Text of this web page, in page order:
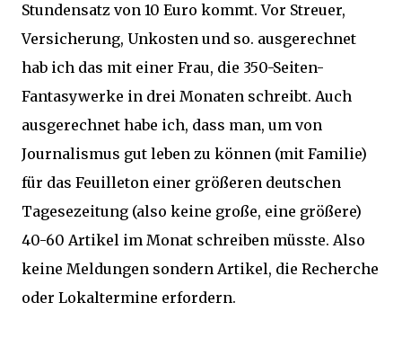
Stundensatz von 10 Euro kommt. Vor Streuer,
Versicherung, Unkosten und so. ausgerechnet
hab ich das mit einer Frau, die 350-Seiten-
Fantasywerke in drei Monaten schreibt. Auch
ausgerechnet habe ich, dass man, um von
Journalismus gut leben zu können (mit Familie)
für das Feuilleton einer größeren deutschen
Tagesezeitung (also keine große, eine größere)
40-60 Artikel im Monat schreiben müsste. Also
keine Meldungen sondern Artikel, die Recherche
oder Lokaltermine erfordern.